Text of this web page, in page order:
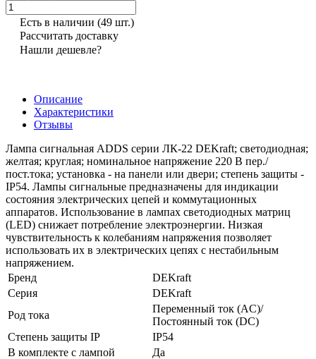
Есть в наличии (49 шт.)
Рассчитать доставку
Нашли дешевле?
Описание
Характеристики
Отзывы
Лампа сигнальная ADDS серии ЛК-22 DEKraft; светодиодная;
желтая; круглая; номинальное напряжение 220 В пер./
пост.тока; установка - на панели или двери; степень защиты -
IP54. Лампы сигнальные предназначены для индикации
состояния электрических цепей и коммутационных
аппаратов. Использование в лампах светодиодных матриц
(LED) снижает потребление электроэнергии. Низкая
чувствительность к колебаниям напряжения позволяет
использовать их в электрических цепях с нестабильным
напряжением.
Бренд
DEKraft
Серия
DEKraft
Род тока
Переменный ток (AC)/
Постоянный ток (DC)
Степень защиты IP
IP54
В комплекте с лампой
Да